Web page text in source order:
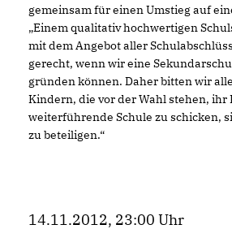
gemeinsam für einen Umstieg auf
Einem qualitativ hochwertigen
mit dem Angebot aller
gerecht, wenn wir eine
gründen können. Daher bitten wir
Kindern, die vor der Wahl stehen, ihr
weiterführende Schule zu schicken,
zu beteiligen.“
14.11.2012, 23:00 Uhr